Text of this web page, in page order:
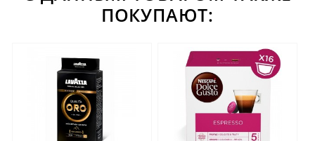
ПОКУПАЮТ: